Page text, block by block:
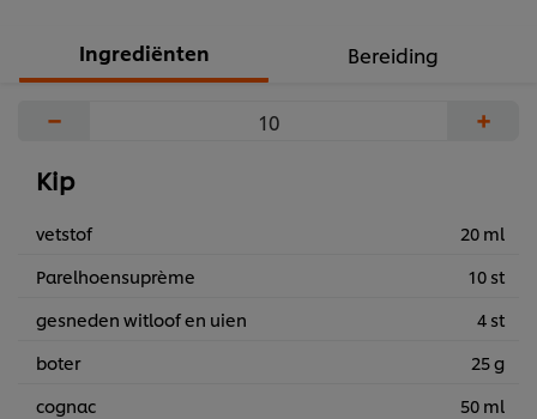
Ingrediënten Bereiding
− +
Kip
vetstof
20 ml
Parelhoensuprème
10 st
gesneden witloof en uien
4 st
boter
25 g
cognac
50 ml